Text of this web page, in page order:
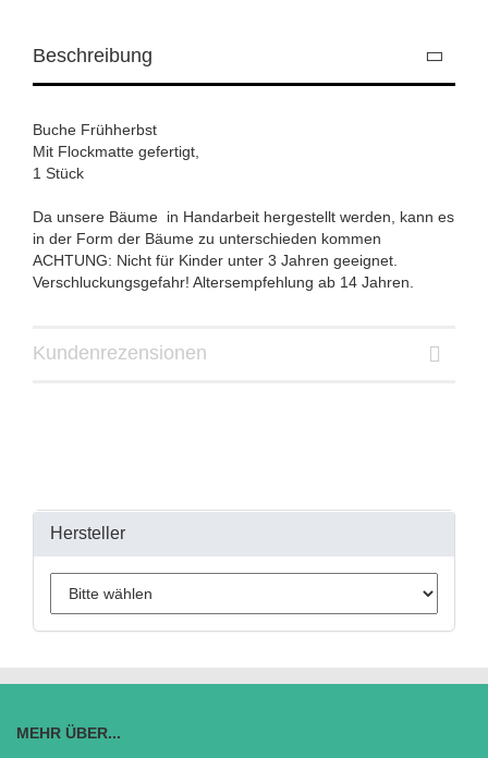
Beschreibung
Buche Frühherbst
Mit Flockmatte gefertigt,
1 Stück
Da unsere Bäume in Handarbeit hergestellt werden, kann es
in der Form der Bäume zu unterschieden kommen
ACHTUNG: Nicht für Kinder unter 3 Jahren geeignet.
Verschluckungsgefahr! Altersempfehlung ab 14 Jahren.
Kundenrezensionen
Hersteller
MEHR ÜBER...